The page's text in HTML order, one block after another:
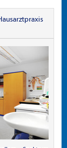
für die
Moderne,
„STAYTION
über fünf
mit Kellern und
(87) im
und
das Gebäude
Es kann auch
und wohnen am